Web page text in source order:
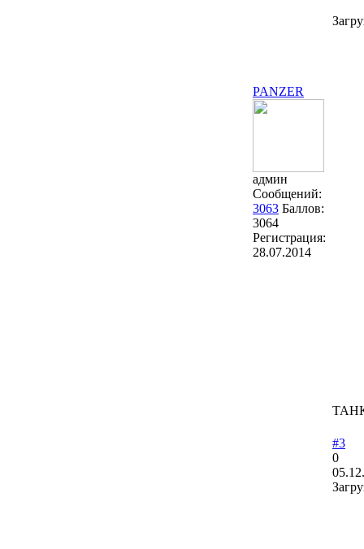
PANZER
админ
Сообщений:
3063 Баллов:
3064
Регистрация:
28.07.2014
#3
0